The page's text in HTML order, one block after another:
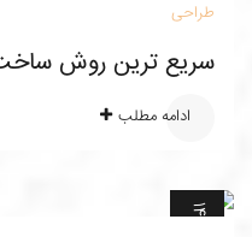
طراحی
سریع ترین روش
ادامه مطلب
0
خ
ر
د
ا
د
1
4
0